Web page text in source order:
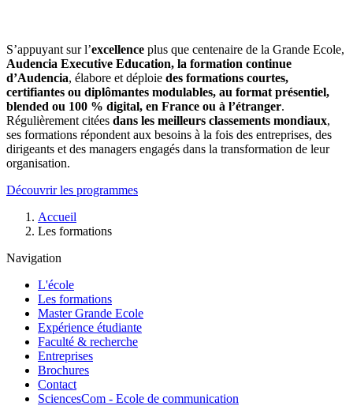
S’appuyant sur l’excellence plus que centenaire de la Grande Ecole,
Audencia Executive Education, la formation continue
d’Audencia, élabore et déploie des formations courtes,
certifiantes ou diplômantes modulables, au format présentiel,
blended ou 100 % digital, en France ou à l’étranger.
Régulièrement citées dans les meilleurs classements mondiaux,
ses formations répondent aux besoins à la fois des entreprises, des
dirigeants et des managers engagés dans la transformation de leur
organisation.
Découvrir les programmes
d'Ariane
Accueil
Les formations
Navigation
L'école
Les formations
Master Grande Ecole
Expérience étudiante
Faculté & recherche
Entreprises
Brochures
Contact
SciencesCom - Ecole de communication